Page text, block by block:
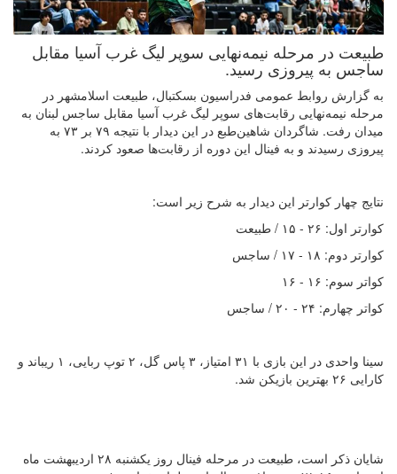
طبیعت در مرحله نیمه‌نهایی سوپر لیگ غرب آسیا مقابل
ساجس به پیروزی رسید.
به گزارش روابط عمومی فدراسیون بسکتبال، طبیعت اسلامشهر در
مرحله نیمه‌نهایی رقابت‌های سوپر لیگ غرب آسیا مقابل ساجس لبنان به
میدان رفت. شاگردان شاهین‌طبع در این دیدار با نتیجه ۷۹ بر ۷۳ به
پیروزی رسیدند و به فینال این دوره از رقابت‌ها صعود کردند.
نتایج چهار کوارتر این دیدار به شرح زیر است:
کوارتر اول: ۲۶ - ۱۵ / طبیعت
کوارتر دوم: ۱۸ - ۱۷ / ساجس
کواتر سوم: ۱۶ - ۱۶
کواتر چهارم: ۲۴ - ۲۰ / ساجس
سینا واحدی در این بازی با ۳۱ امتیاز، ۳ پاس گل، ۲ توپ ربایی، ۱ ریباند و
کارایی ۲۶ بهترین بازیکن شد.
شایان ذکر است، طبیعت در مرحله فینال روز یکشنبه ۲۸ اردیبهشت ماه